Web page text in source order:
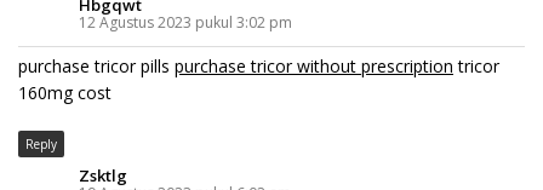
Hbgqwt
12 Agustus 2023 pukul 3:02 pm
purchase tricor pills purchase tricor without prescription tricor
160mg cost
Reply
Zsktlg